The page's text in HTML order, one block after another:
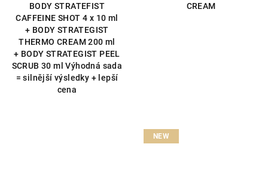
BODY STRATEFIST
CAFFEINE SHOT 4 x 10 ml
+ BODY STRATEGIST
THERMO CREAM 200 ml
+ BODY STRATEGIST PEEL
SCRUB 30 ml Výhodná sada
= silnější výsledky + lepší
cena
CREAM
NEW